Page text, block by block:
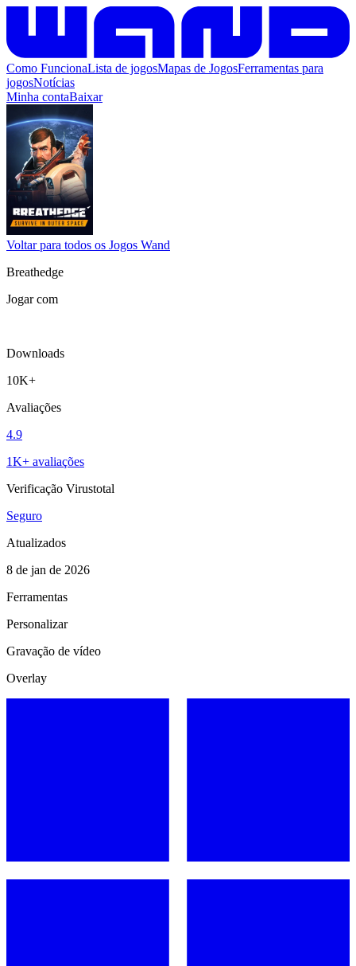
Como FuncionaLista de jogosMapas de JogosFerramentas para
jogosNotícias
Minha contaBaixar
Voltar para todos os Jogos Wand
Breathedge
Jogar com
Downloads
10K+
Avaliações
4.9
1K+ avaliações
Verificação Virustotal
Seguro
Atualizados
8 de jan de 2026
Ferramentas
Personalizar
Gravação de vídeo
Overlay